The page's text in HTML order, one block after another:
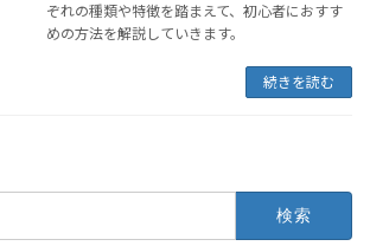
ぞれの種類や特徴を踏まえて、初心者におすす
めの方法を解説していきます。
続きを読む